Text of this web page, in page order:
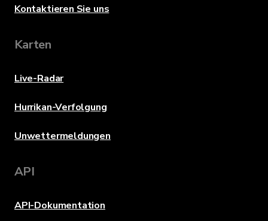
Kontaktieren Sie uns
Karten
Live-Radar
Hurrikan-Verfolgung
Unwettermeldungen
API
API-Dokumentation